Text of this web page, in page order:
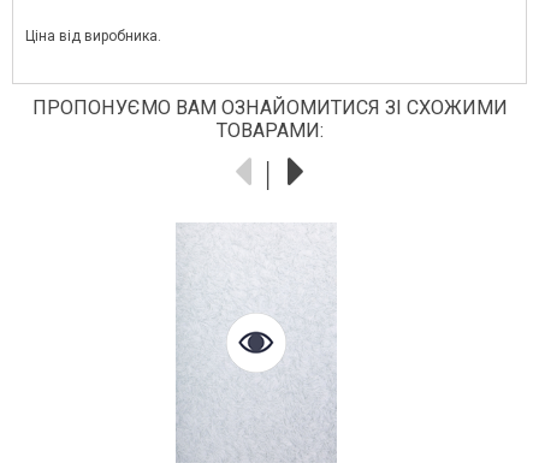
Ціна від виробника.
ПРОПОНУЄМО ВАМ ОЗНАЙОМИТИСЯ ЗІ СХОЖИМИ
ТОВАРАМИ: